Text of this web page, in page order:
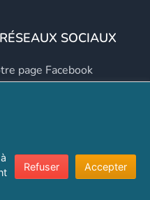
SOCIAUX
page Facebook
page Twitter
Refuser Accepter